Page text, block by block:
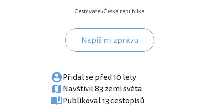
Cestovatel Česká republika
Napiš mi zprávu
Přidal se před 10 lety
Navštívil 83 zemí světa
Publikoval 13 cestopisů